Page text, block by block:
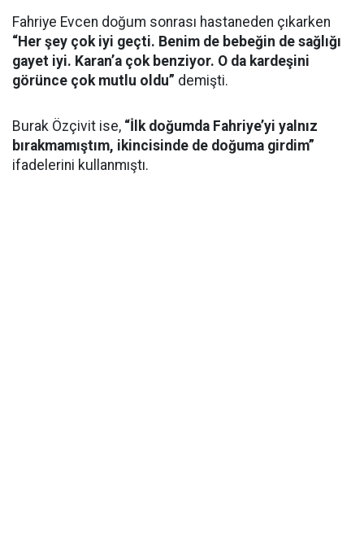
Fahriye Evcen doğum sonrası hastaneden çıkarken
“Her şey çok iyi geçti. Benim de bebeğin de sağlığı
gayet iyi. Karan’a çok benziyor. O da kardeşini
görünce çok mutlu oldu” demişti.
Burak Özçivit ise, “İlk doğumda Fahriye’yi yalnız
bırakmamıştım, ikincisinde de doğuma girdim”
ifadelerini kullanmıştı.